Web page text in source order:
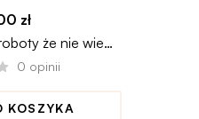
zł
że nie wiem
pierwsze”
0 opinii
KOSZYKA